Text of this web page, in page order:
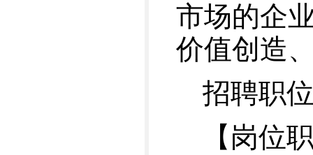
市场的企
价值创造
招聘职
【岗位